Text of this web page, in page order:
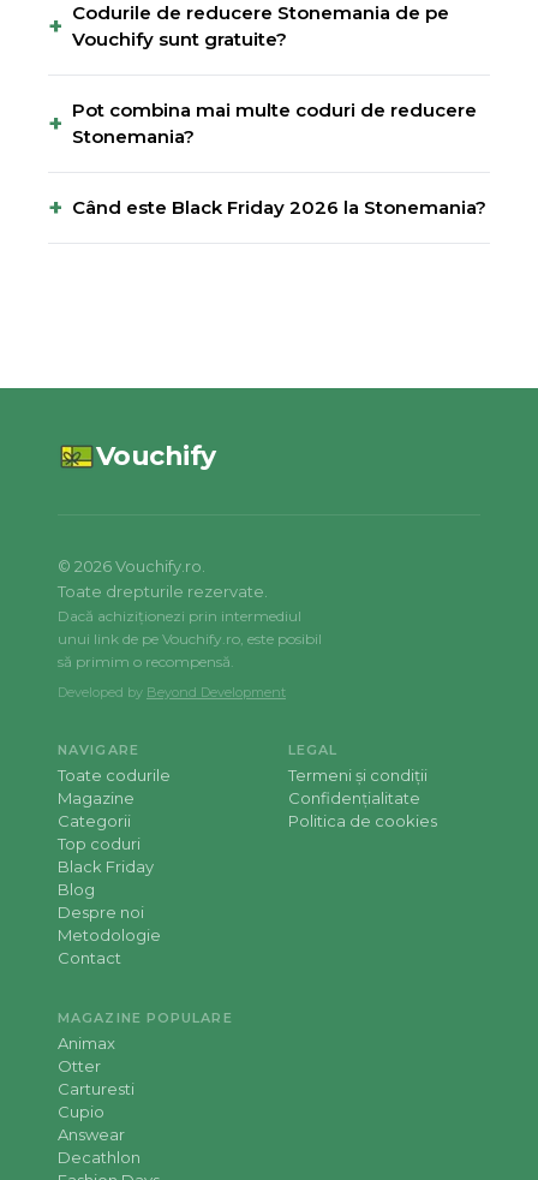
+ Codurile de reducere Stonemania de pe
Vouchify sunt gratuite?
+ Pot combina mai multe coduri de reducere
Stonemania?
+ Când este Black Friday 2026 la Stonemania?
Vouchify
© 2026Vouchify.ro.
Toate drepturile rezervate.
Dacă achiziționezi prin intermediul
unui link de pe Vouchify.ro, este posibil
să primim o recompensă.
Developed by Beyond Development
NAVIGARE
Toate codurile
Magazine
Categorii
Top coduri
Black Friday
Blog
Despre noi
Metodologie
Contact
LEGAL
Termeni și condiții
Confidențialitate
Politica de cookies
MAGAZINE POPULARE
Animax
Otter
Carturesti
Cupio
Answear
Decathlon